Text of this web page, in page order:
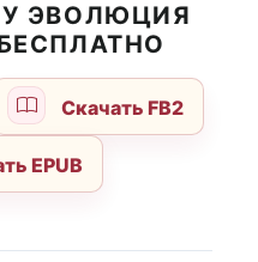
ЭВОЛЮЦИЯ
Скачать FB2
EPUB